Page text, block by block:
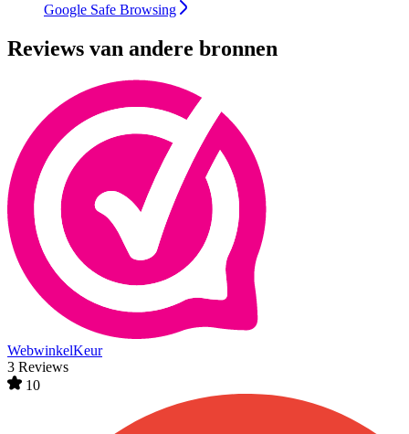
Google Safe Browsing
Reviews van andere bronnen
WebwinkelKeur
3 Reviews
10